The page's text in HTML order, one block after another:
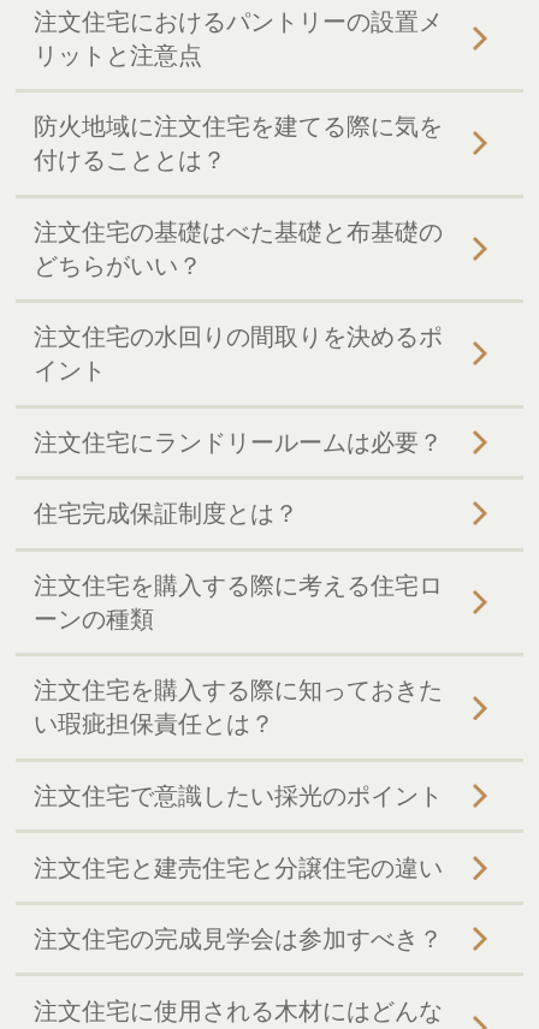
注文住宅におけるパントリーの設置メ
リットと注意点
防火地域に注文住宅を建てる際に気を
付けることとは？
注文住宅の基礎はべた基礎と布基礎の
どちらがいい？
注文住宅の水回りの間取りを決めるポ
イント
注文住宅にランドリールームは必要？
住宅完成保証制度とは？
注文住宅を購入する際に考える住宅ロ
ーンの種類
注文住宅を購入する際に知っておきた
い瑕疵担保責任とは？
注文住宅で意識したい採光のポイント
注文住宅と建売住宅と分譲住宅の違い
注文住宅の完成見学会は参加すべき？
注文住宅に使用される木材にはどんな